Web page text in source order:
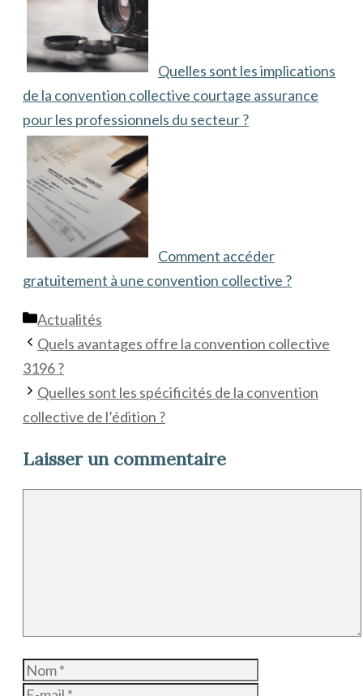
Quelles sont les implications
de la convention collective courtage assurance
pour les professionnels du secteur ?
Comment accéder
gratuitement à une convention collective ?
Catégories
Actualités
Quels avantages offre la convention collective
3196 ?
Quelles sont les spécificités de la convention
collective de l’édition ?
Laisser un commentaire
Nom